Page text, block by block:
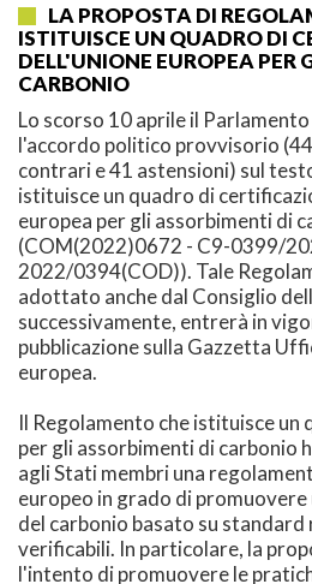
LA PROPOSTA DI
ISTITUISCE UN QUADRO DI
DELL'UNIONE EUROPEA PER
CARBONIO
Lo scorso 10 aprile il
l'accordo politico provvisorio
contrari e 41 astensioni) sul
istituisce un quadro di
europea per gli assorbimenti di
(COM(2022)0672 - C9-0399/
2022/0394(COD)). Tale
adottato anche dal Consiglio
successivamente, entrerà in
pubblicazione sulla Gazzetta
europea.
Il Regolamento che istituisce
per gli assorbimenti di carbonio
agli Stati membri una
europeo in grado di
del carbonio basato su
verificabili. In particolare, la
l'intento di promuovere le